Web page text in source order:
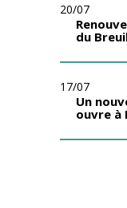
20/07
du
17/07
Un
ouvre à